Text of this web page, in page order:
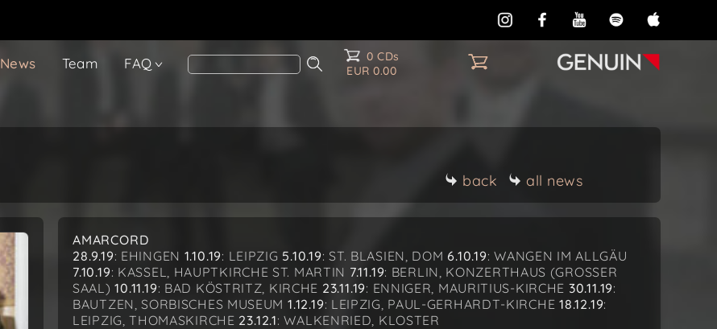
News Team FAQ
0 CDs
EUR 0.00
back all news
AMARCORD
28.9.19: EHINGEN 1.10.19: LEIPZIG 5.10.19: ST. BLASIEN, DOM 6.10.19: WANGEN IM ALLGÄU
7.10.19: KASSEL, HAUPTKIRCHE ST. MARTIN 7.11.19: BERLIN, KONZERTHAUS (GROSSER
SAAL)10.11.19: BAD KÖSTRITZ, KIRCHE 23.11.19: ENNIGER, MAURITIUS-KIRCHE 30.11.19:
BAUTZEN, SORBISCHES MUSEUM 1.12.19: LEIPZIG, PAUL-GERHARDT-KIRCHE 18.12.19:
LEIPZIG, THOMASKIRCHE 23.12.1: WALKENRIED, KLOSTER